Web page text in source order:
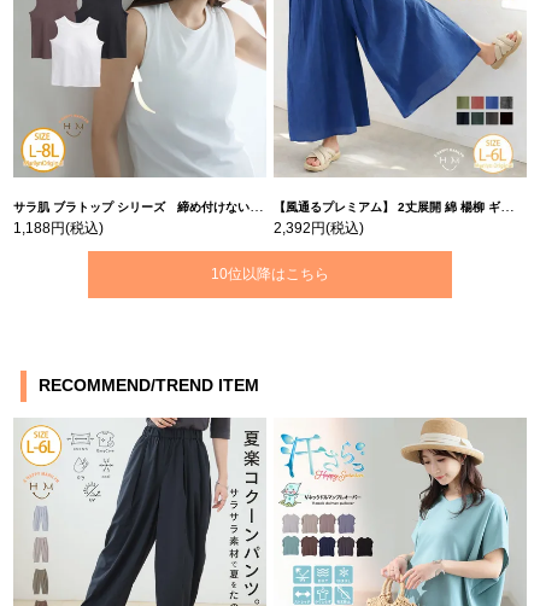
サラ肌 ブラトップ シリーズ 締め付けない リブ タンクトップ | 大きいサイズの通販ならハッピーマリリン
1,188円(税込)
【風通るプレミアム】 2丈展開 綿 楊柳 ギャザー フレア スカンツ 【ウェストゴム】 | 大きいサイズの通販ならハッピーマリリン
2,392円(税込)
10位以降はこちら
RECOMMEND/TREND ITEM